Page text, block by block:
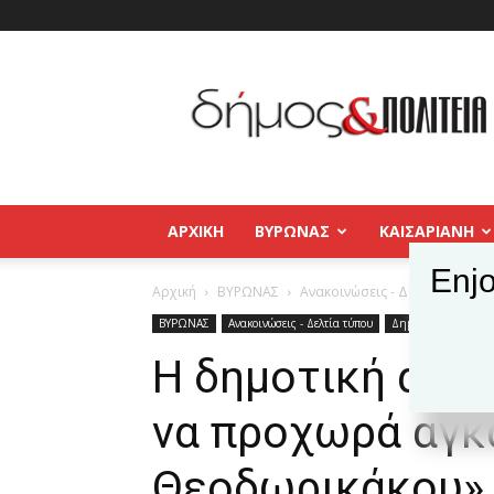
και
Πολιτεία
Βύρωνας
–
Παγκράτι
ΑΡΧΙΚΉ ΒΥΡΩΝΑΣ ΚΑΙΣΑΡΙΑΝΗ
Αρχική ΒΥΡΩΝΑΣ Ανακοινώσεις - Δελτία τύπου
ΒΥΡΩΝΑΣ Ανακοινώσεις - Δελτία τύπου Δημοφιλή άρθρα
Η δημοτική
να προχωρά